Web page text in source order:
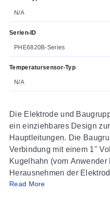
N/A
Serien-ID
PHE6820B-Series
Temperatursensor-Typ
N/A
Die Elektrode und
ein einziehbares Design
Hauptleitungen. Die
Verbindung mit einem 1"
Kugelhahn (vom
Herausnehmen der
abschalten zu müssen.
Read More